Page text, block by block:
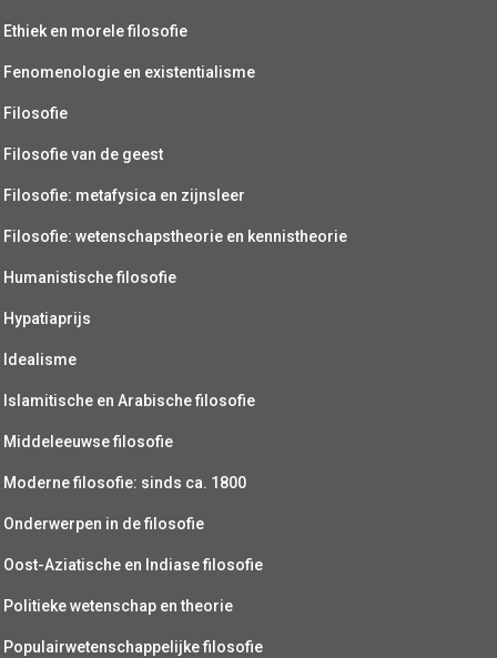
Ethiek en morele filosofie
Fenomenologie en existentialisme
Filosofie
Filosofie van de geest
Filosofie: metafysica en zijnsleer
Filosofie: wetenschapstheorie en kennistheorie
Humanistische filosofie
Hypatiaprijs
Idealisme
Islamitische en Arabische filosofie
Middeleeuwse filosofie
Moderne filosofie: sinds ca. 1800
Onderwerpen in de filosofie
Oost-Aziatische en Indiase filosofie
Politieke wetenschap en theorie
Populairwetenschappelijke filosofie